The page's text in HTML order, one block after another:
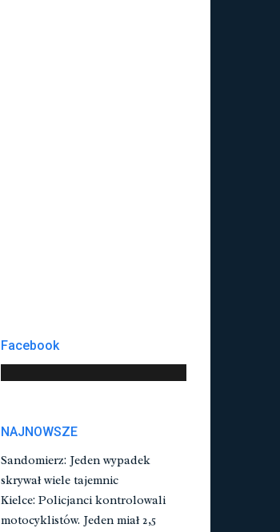
Facebook
NAJNOWSZE
Sandomierz: Jeden wypadek
skrywał wiele tajemnic
Kielce: Policjanci kontrolowali
motocyklistów. Jeden miał 2,5